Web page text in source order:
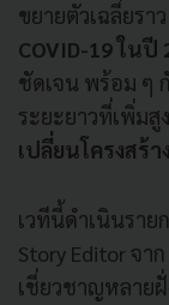
ขยายตัวเฉลี่ยราว
COVID-19ในปี
ชัดเจน พร้อม ๆ
ระยะยาวที่เพิ่มสู
เปลี่ยนโครงสร้า
เวทีนี้ดำเนินราย
Story Editor จา
เชี่ยวชาญหลาย